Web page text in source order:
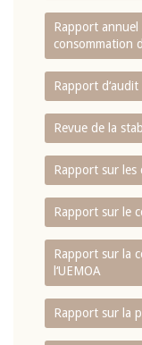
Rapport annuel
consommation
Rapport
Revue de la
Rapport sur les
Rapport sur le
Rapport sur la
l‘UEMOA
Rapport sur la